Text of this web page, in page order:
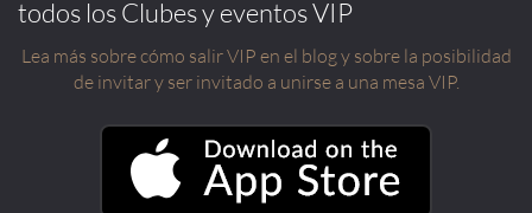
todos los Clubes y eventos VIP
Lea más sobre cómo salir VIP en el blog y sobre la posibilidad
de invitar y ser invitado a unirse a una mesa VIP.